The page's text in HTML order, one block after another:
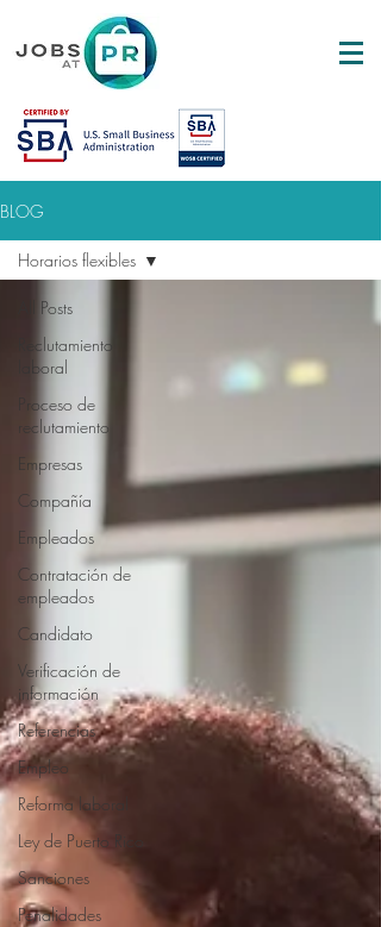
BLOG
All Posts
Reclutamiento
laboral
Proceso de
reclutamiento
Empresas
Compañía
Empleados
Contratación de
empleados
Candidato
Verificación de
información
Referencias
Empleo
Reforma laboral
Ley de Puerto Rico
Sanciones
Penalidades
Horarios flexibles